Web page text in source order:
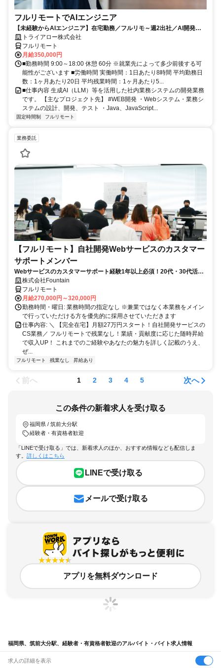
フルリモートでAIエンジニア
【未経験からAIエンジニア】在宅勤務／フルリモ～週2出社／AI開発を
仕事にする
トライアロー株式会社
フルリモート
月給350,000円
■勤務時間 9:00～18:00 休憩 60分 ※就業先によって多少前後する可
能性がございます ■労働時間 実働時間：1日あたり8時間 平均勤務日
数：1ヶ月あたり20日 平均残業時間：1ヶ月あたり5...
■仕事内容 生成AI（LLM）等を活用した社内業務システムの開発業務
です。 【主なプロジェクト先】 #WEB開発 ・Webシステム・業務シ
ステムの設計、開発、テスト ・Java、JavaScript...
固定時間制 フルリモート
業務委託
【フルリモート】自社開発Webサービスのカスタマー
サポートメンバー
Webサービスのカスタマーサポート経験1年以上必須！20代・30代活躍
中！株式会社Fountain
フルリモート
月給270,000円～320,000円
勤務時間・曜日: 業務時間の指定なし ※兼業ではなく本業務をメイン
で行っていただける方を優先的に採用させていただきます
仕事内容: ＼ 【完全在宅】月額27万円スタート！自社開発サービスの
CS業務／ フルリモートで残業なし！業績・貢献度に応じた随時昇給
で収入UP！ これまでのご経験やあなたの魅力を詳しく記載のうえ、
ぜ...
フルリモート 残業なし 昇給あり
前へ 1 2 3 4 5 次へ
この条件の新着求人を受け取る
福岡県 / 筑前大分駅
経験者・有資格者歓迎
「LINEで受け取る」では、新着求人のほか、おすすめ情報なども配信しま
す。 詳しくはこちら
LINEで受け取る
メールで受け取る
アプリを無料ダウンロード
福岡県、筑前大分駅、経験者・有資格者歓迎のアルバイト・バイト求人情報
求人の詳細を表示